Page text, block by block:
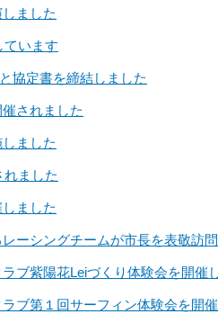
ました
ています
協定書を締結しました
されました
ました
ました
ました
ーシングチームが市長を表敬訪問
ブ紫陽花Leiづくり体験会を開催
ブ第１回サーフィン体験会を開